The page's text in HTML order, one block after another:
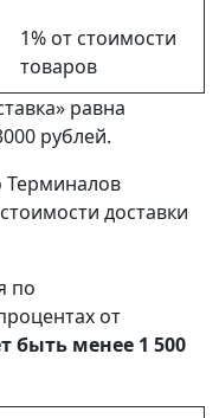
1% от стоимости
товаров
равна
рублей.
Терминалов
доставки
по
от
быть менее 1 500